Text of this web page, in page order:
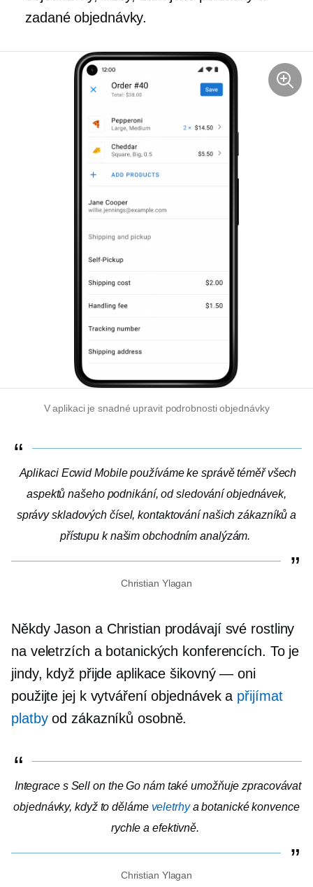
zadané objednávky.
V aplikaci je snadné upravit podrobnosti objednávky
Aplikaci Ecwid Mobile používáme ke správě téměř všech
aspektů našeho podnikání, od sledování objednávek,
správy skladových čísel, kontaktování našich zákazníků a
přístupu k našim obchodním analýzám.
Christian Ylagan
Někdy Jason a Christian prodávají své rostliny
na veletrzích a botanických konferencích. To je
jindy, když přijde aplikacešikovný — oni
použijte jej k vytváření objednávek a přijímat
platbyod zákazníkůosobně.
Integrace s Sell on the Go nám také umožňuje zpracovávat
objednávky, když to děláme veletrhya botanické konvence
rychle a efektivně.
Christian Ylagan